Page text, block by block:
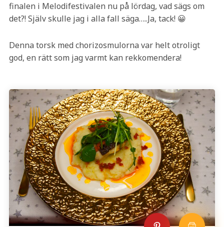
finalen i Melodifestivalen nu på lördag, vad sägs om
det?! Själv skulle jag i alla fall säga…..Ja, tack! 😀
Denna torsk med chorizosmulorna var helt otroligt
god, en rätt som jag varmt kan rekkomendera!